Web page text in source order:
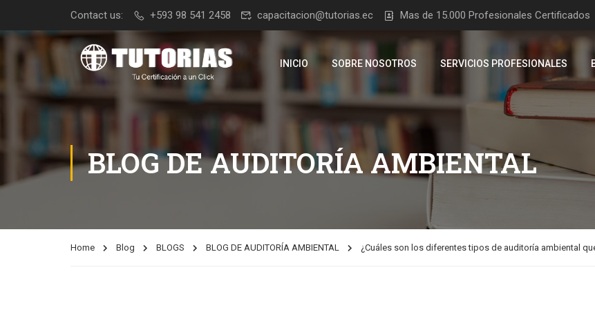
Contact us: +593 98 541 2458 capacitacion@tutorias.ec Mas de 15.000 Profesionales Certificados
INICIO SOBRE NOSOTROS SERVICIOS PROFESIONALES
BLOG DE AUDITORÍA AMBIENTAL
Home Blog BLOGS BLOG DE AUDITORÍA AMBIENTAL ¿Cuáles son los diferentes tipos de auditoría ambiental